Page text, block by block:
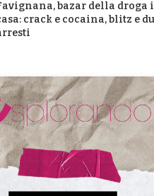
bazar della droga
crack e cocaina, blitz e